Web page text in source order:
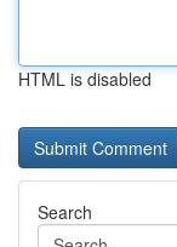
HTML is disabled
Search